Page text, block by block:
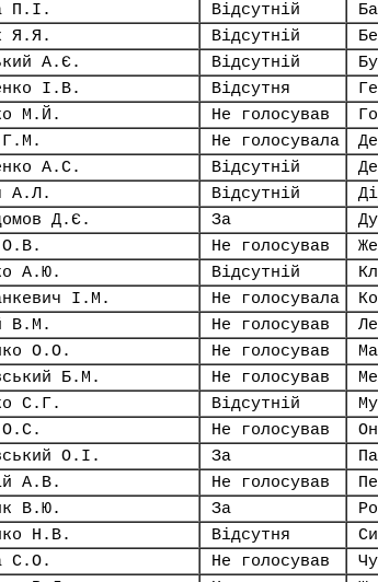
П.І.
Відсутній
Я.Я.
Відсутній
А.Є.
Відсутній
І.В.
Відсутня
М.Й.
Не голосував
Г.М.
Не голосувала
А.С.
Відсутній
А.Л.
Відсутній
Д.Є.
За
О.В.
Не голосував
А.Ю.
Відсутній
І.М.
Не голосувала
В.М.
Не голосував
О.О.
Не голосував
Б.М.
Не голосував
С.Г.
Відсутній
О.С.
Не голосував
О.І.
За
А.В.
Не голосував
В.Ю.
За
Н.В.
Відсутня
С.О.
Не голосував